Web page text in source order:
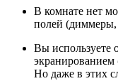
В комнате нет
полей (диммеры,
Вы используете
Но даже в этих